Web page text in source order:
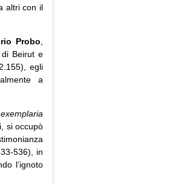
altri con il
Probo
Beirut e
2.155), egli
a
si occupò
536), in
l’ignoto